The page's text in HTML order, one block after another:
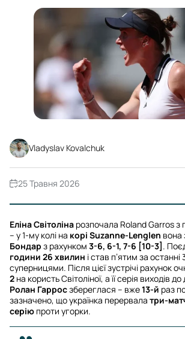
Vladyslav Kovalchuk
25 Травня 2026
Еліна Світоліна розпочала Roland Garros з
– у 1-му колі на корі Suzanne-Lenglen вона
Бондар з рахунком 3-6, 6-1, 7-6 [10-3].
години 26 хвилин і став п’ятим за
суперницями. Після цієї зустрічі рахунок
2 на користь Світоліної, а її серія виходів
Ролан Гарросзбереглася – вже13-й раз
зазначено, що українка перервала три-
серію проти угорки.